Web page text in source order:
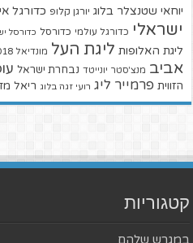
יוחאי שטנצלר בלוג יורגן קלופ כדורגל
ישראלי כדורגל עולמי כדורסל כדורסל
ליגת האלופות ליגת העל מונדיאל 2018
אביב מנצ'סטר יונייטד נבחרת ישראל
הזווית פרמייר ליג רועי זגה בלוג ריאל
קטגוריות
במגרש שלהם